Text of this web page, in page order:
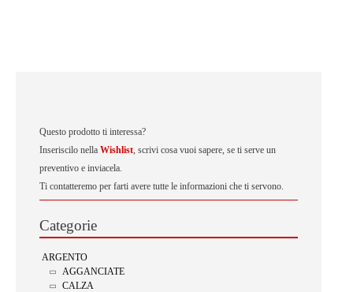
Questo prodotto ti interessa?
Inseriscilo nella Wishlist, scrivi cosa vuoi sapere, se ti serve un
preventivo e inviacela.
Ti contatteremo per farti avere tutte le informazioni che ti servono.
Categorie
ARGENTO
AGGANCIATE
CALZA